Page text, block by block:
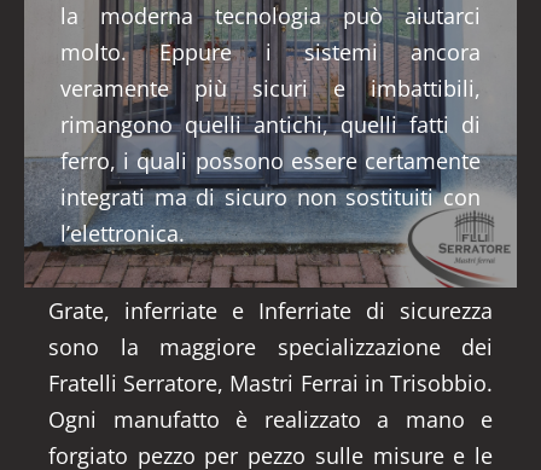
la moderna tecnologia può aiutarci
molto. Eppure i sistemi ancora
veramente più sicuri e imbattibili,
rimangono quelli antichi, quelli fatti di
ferro, i quali possono essere certamente
integrati ma di sicuro non sostituiti con
l’elettronica.
Grate, inferriate e Inferriate di sicurezza
sono la maggiore specializzazione dei
Fratelli Serratore, Mastri Ferrai in Trisobbio.
Ogni manufatto è realizzato a mano e
forgiato pezzo per pezzo sulle misure e le